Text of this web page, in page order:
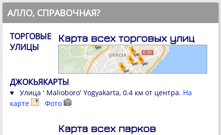
АЛЛО, СПРАВОЧНАЯ?
Карта всех торговых улиц
ТОРГОВЫЕ
УЛИЦЫ
ДЖОКЬЯКАРТЫ
♥ Улица ' Malioboro' Yogyakarta, 0.4 км от центра. На
карте
Фото
Карта всех парков